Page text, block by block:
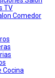
TV
Comedor
Cocina